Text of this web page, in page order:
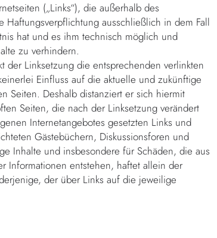
(„Links“), die außerhalb des
ausschließlich in dem Fall
hat und es ihm technisch möglich und
zu verhindern.
der Linksetzung die entsprechenden verlinkten
Einfluss auf die aktuelle und zukünftige
Seiten. Deshalb distanziert er sich hiermit
Seiten, die nach der Linksetzung verändert
Internetangebotes gesetzten Links und
Gästebüchern, Diskussionsforen und
Inhalte und insbesondere für Schäden, die aus
Informationen entstehen, haftet allein der
der über Links auf die jeweilige